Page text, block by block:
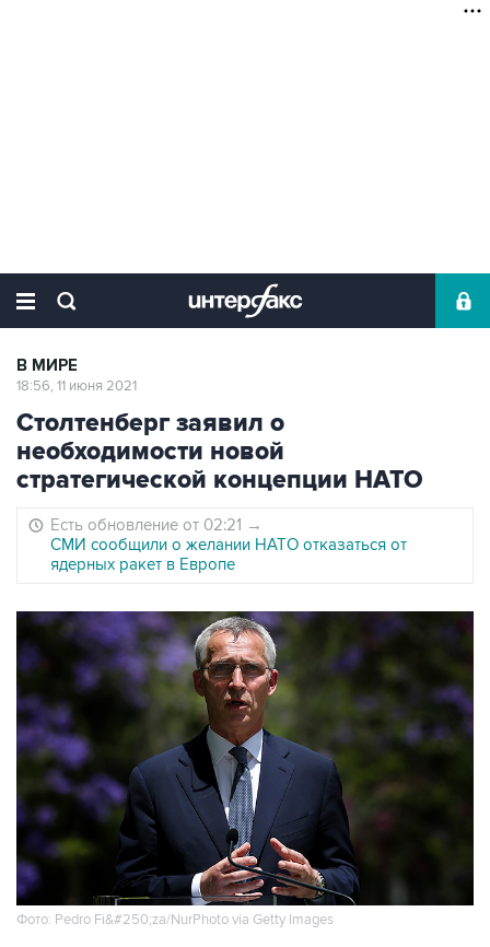
В МИРЕ
18:56, 11 июня 2021
Столтенберг заявил о
необходимости новой
стратегической концепции НАТО
Есть обновление от 02:21 →
СМИ сообщили о желании НАТО отказаться от
ядерных ракет в Европе
Фото: Pedro Fi&#250;za/NurPhoto via Getty Images